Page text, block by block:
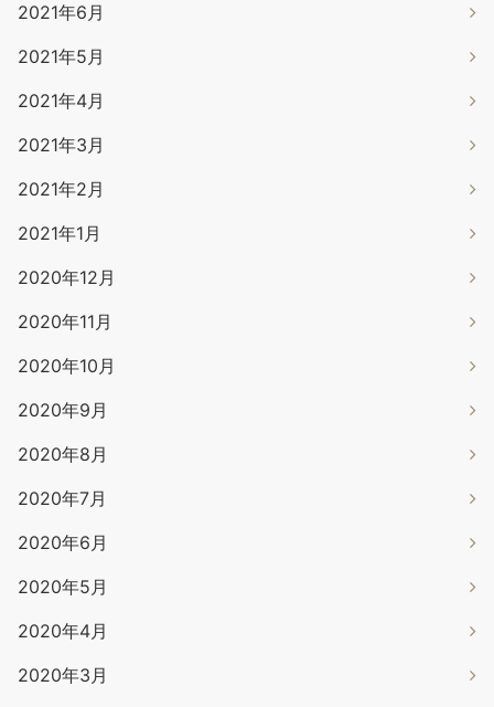
2021年6月
2021年5月
2021年4月
2021年3月
2021年2月
2021年1月
2020年12月
2020年11月
2020年10月
2020年9月
2020年8月
2020年7月
2020年6月
2020年5月
2020年4月
2020年3月